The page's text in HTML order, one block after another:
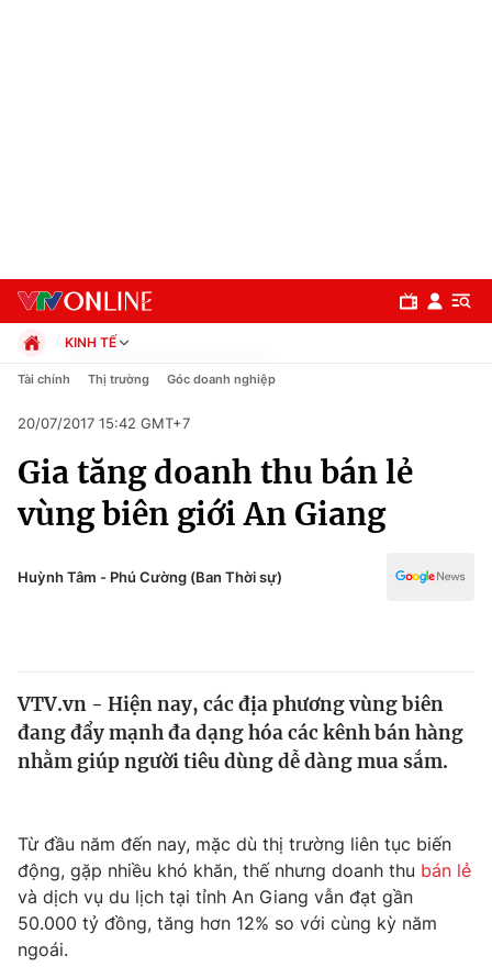
Chuyên mục
Chính trị
Thế giới
Thế giới đó đây
Câu chuyện quốc tế
Tài chính
Thị trường
Góc doanh nghiệp
Dữ liệu và đời sống
Truyền hình
KINH TẾ
Chính trị
Pháp luật
Kinh tế
Thể thao
Truyền hình
Y tế
Tài chính Thị trường Góc doanh nghiệp
20/07/2017 15:42 GMT+7
Gia tăng doanh thu bán lẻ
vùng biên giới An Giang
Huỳnh Tâm - Phú Cường (Ban Thời sự)
VTV.vn - Hiện nay, các địa phương vùng biên
đang đẩy mạnh đa dạng hóa các kênh bán hàng
nhằm giúp người tiêu dùng dễ dàng mua sắm.
Từ đầu năm đến nay, mặc dù thị trường liên tục biến
động, gặp nhiều khó khăn, thế nhưng doanh thu bán lẻ
và dịch vụ du lịch tại tỉnh An Giang vẫn đạt gần
50.000 tỷ đồng, tăng hơn 12% so với cùng kỳ năm
ngoái.